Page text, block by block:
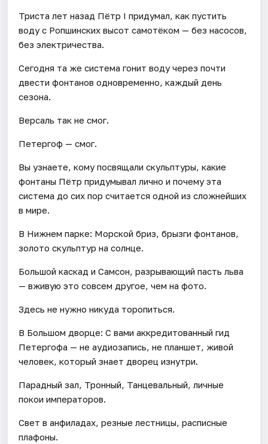
Триста лет назад Пётр I придумал, как пустить
воду с Ропшинских высот самотёком — без насосов,
без электричества.
Сегодня та же система гонит воду через почти
двести фонтанов одновременно, каждый день
сезона.
Версаль так не смог.
Петергоф — смог.
Вы узнаете, кому посвящали скульптуры, какие
фонтаны Пётр придумывал лично и почему эта
система до сих пор считается одной из сложнейших
в мире.
В Нижнем парке: Морской бриз, брызги фонтанов,
золото скульптур на солнце.
Большой каскад и Самсон, разрывающий пасть льва
— вживую это совсем другое, чем на фото.
Здесь не нужно никуда торопиться.
В Большом дворце: С вами аккредитованный гид
Петергофа — не аудиозапись, не планшет, живой
человек, который знает дворец изнутри.
Парадный зал, Тронный, Танцевальный, личные
покои императоров.
Свет в анфиладах, резные лестницы, расписные
плафоны.